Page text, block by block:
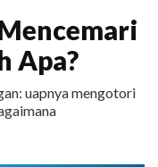
Apa?
uapnya mengotori